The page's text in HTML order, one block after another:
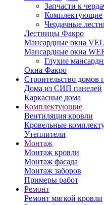
Запчасти к
Комплектующие
Чердачные
Лестницы Факро
Мансардные окна
Мансардные окна
Глухие
Окна Факро
Строительство домов
Дома из СИП панелей
Каркасные дома
Комплектующие
Вентиляция кровли
Кровельные
Утеплители
Монтаж
Монтаж кровли
Монтаж фасада
Монтаж заборов
Примеры работ
Ремонт
Ремонт мягкой кровли